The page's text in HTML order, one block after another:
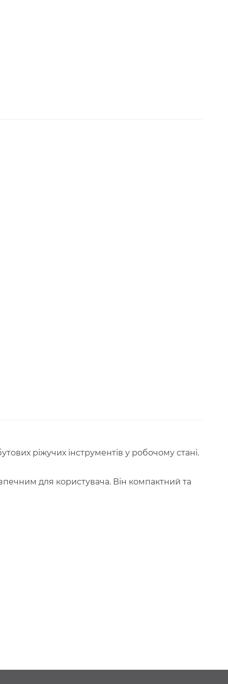
ріжучих інструментів у робочому стані.
для користувача. Він компактний та